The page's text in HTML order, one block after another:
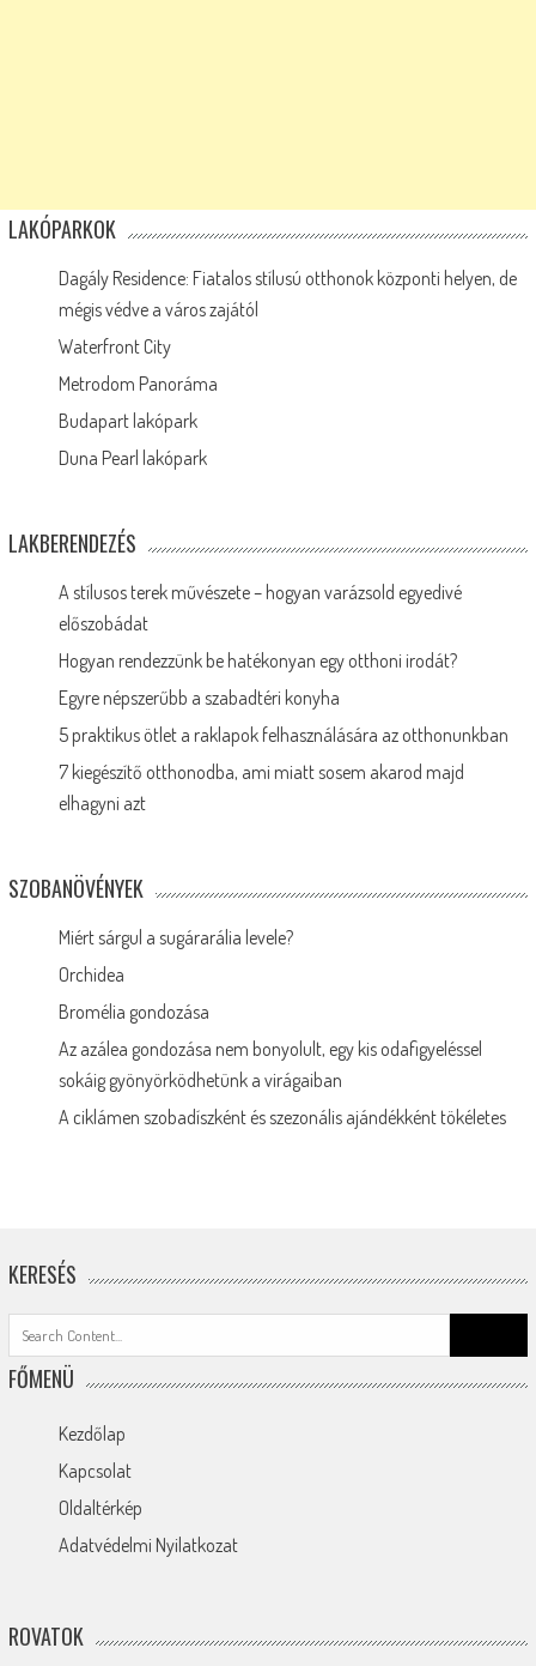
LAKÓPARKOK
Dagály Residence: Fiatalos stílusú otthonok központi helyen, de
mégis védve a város zajától
Waterfront City
Metrodom Panoráma
Budapart lakópark
Duna Pearl lakópark
LAKBERENDEZÉS
A stílusos terek művészete – hogyan varázsold egyedivé
előszobádat
Hogyan rendezzünk be hatékonyan egy otthoni irodát?
Egyre népszerűbb a szabadtéri konyha
5 praktikus ötlet a raklapok felhasználására az otthonunkban
7 kiegészítő otthonodba, ami miatt sosem akarod majd
elhagyni azt
SZOBANÖVÉNYEK
Miért sárgul a sugárarália levele?
Orchidea
Bromélia gondozása
Az azálea gondozása nem bonyolult, egy kis odafigyeléssel
sokáig gyönyörködhetünk a virágaiban
A ciklámen szobadíszként és szezonális ajándékként tökéletes
KERESÉS
FŐMENÜ
Kezdőlap
Kapcsolat
Oldaltérkép
Adatvédelmi Nyilatkozat
ROVATOK